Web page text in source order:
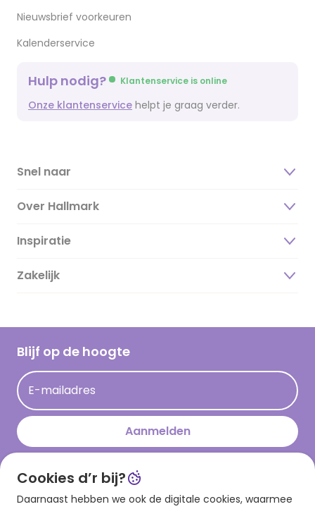
Nieuwsbrief voorkeuren
Kalenderservice
Hulp nodig? Klantenservice is online
Onze klantenservice helpt je graag verder.
Snel naar
Over Hallmark
Over ons
Duurzaamheid
Hallmark Kaartclub
Acties
Persberichten
Hallmark en Kinderpostzegels
Inspiratie
Magazine
Cadeau inspiratie
Kaartinspiratie
Zakelijk
Blijf op de hoogte
E-mailadres
Aanmelden
Download onze app
Cookies d’r bij?
Daarnaast hebben we ook de digitale cookies, waarmee